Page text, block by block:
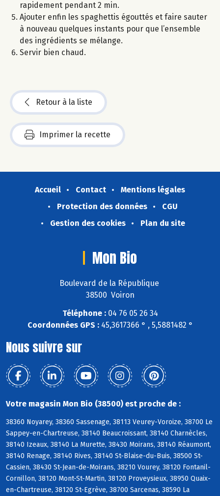
rapidement pendant 2 min.
Ajouter enfin les spaghettis égouttés et faire sauter
à nouveau quelques instants pour que l’ensemble
des ingrédients se mélange.
Servir bien chaud.
Retour à la liste
Imprimer la recette
Accueil Contact
Mentions légales
Protection des données
CGU
Gestion des cookies
Plan du site
Mon Bio
Boulevard de la République
38500 Voiron
Téléphone :04 76 05 26 34
Coordonnées GPS :45,3617366 ° , 5,5881482 °
Nous suivre sur
Votre magasin Mon Bio (38500) est proche de :
38360 Noyarey, 38360 Sassenage, 38113 Veurey-Voroize, 38700 Le
Sappey-en-Chartreuse, 38140 Beaucroissant, 38140 Charnècles,
38140 Izeaux, 38140 La Murette, 38430 Moirans, 38140 Réaumont,
38140 Renage, 38140 Rives, 38140 St-Blaise-du-Buis, 38500 St-
Cassien, 38430 St-Jean-de-Moirans, 38210 Vourey, 38120 Fontanil-
Cornillon, 38120 Mont-St-Martin, 38120 Proveysieux, 38950 Quaix-
en-Chartreuse, 38120 St-Egrève, 38700 Sarcenas, 38590 La